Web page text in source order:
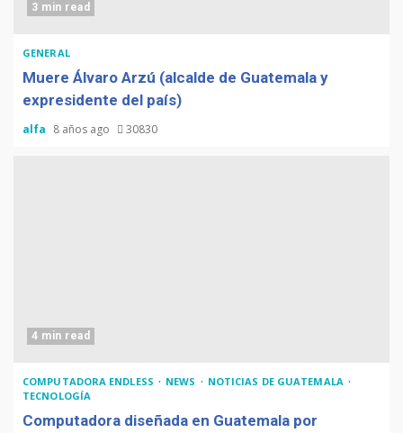
3 min read
GENERAL
Muere Álvaro Arzú (alcalde de Guatemala y
expresidente del país)
alfa 8 años ago 30830
4 min read
COMPUTADORA ENDLESS NEWS
NOTICIAS DE GUATEMALA
TECNOLOGÍA
Computadora diseñada en Guatemala por